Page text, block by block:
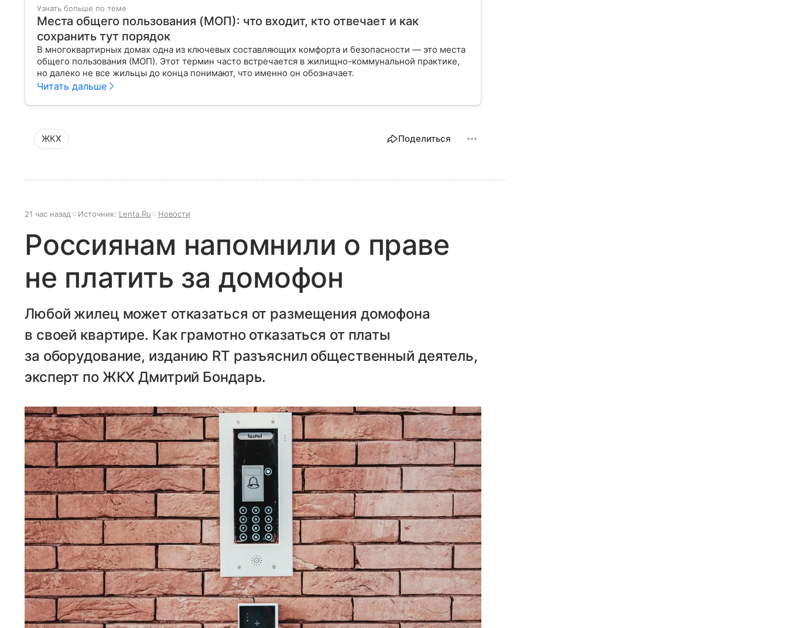
Узнать больше по теме
Места общего пользования (МОП): что входит, кто отвечает и как
сохранить тут порядок
В многоквартирных домах одна из ключевых составляющих комфорта и безопасности — это места
общего пользования (МОП). Этот термин часто встречается в жилищно-коммунальной практике,
но далеко не все жильцы до конца понимают, что именно он обозначает.
Читать дальше
ЖКХ Поделиться
21 час назад Источник: Lenta.Ru Новости
Россиянам напомнили о праве
не платить за домофон
Любой жилец может отказаться от размещения домофона
в своей квартире. Как грамотно отказаться от платы
за оборудование, изданию RT разъяснил общественный деятель,
эксперт по ЖКХ Дмитрий Бондарь.